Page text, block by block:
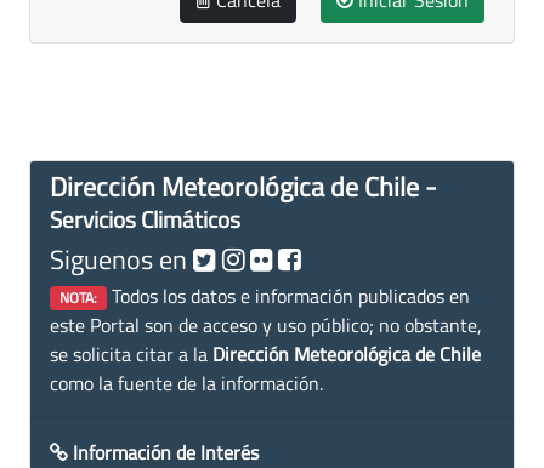
Dirección Meteorológica de Chile -
Servicios Climáticos
Siguenos en
NOTA: Todos los datos e información publicados en
este Portal son de acceso y uso público; no obstante,
se solicita citar a la Dirección Meteorológica de Chile
como la fuente de la información.
Información de Interés